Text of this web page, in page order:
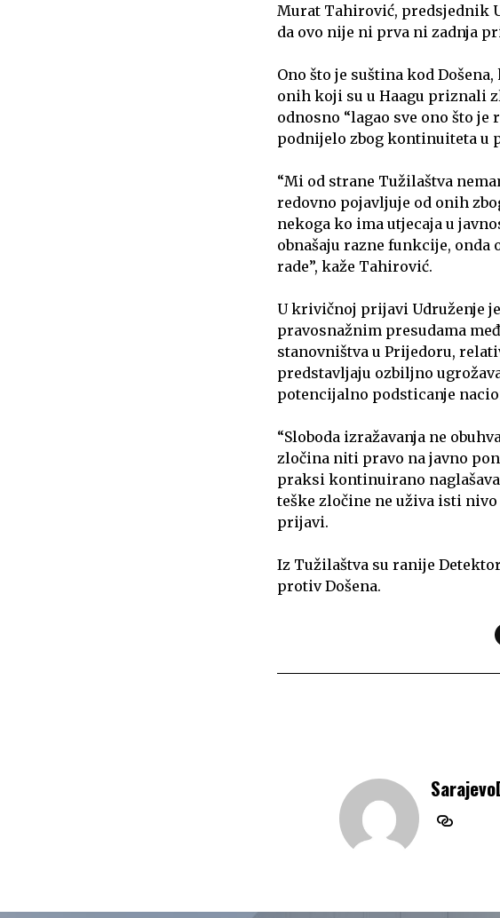
Murat Tahirović, predsjednik
da ovo nije ni prva ni zadnja
Ono što je suština kod
onih koji su u Haagu priznali
odnosno “lagao sve ono što je
podnijelo zbog kontinuiteta u
“Mi od strane Tužilaštva
redovno pojavljuje od onih
nekoga ko ima utjecaja u
obnašaju razne funkcije, onda
rade”, kaže Tahirović.
U krivičnoj prijavi Udruženje
pravosnažnim presudama
stanovništva u Prijedoru,
predstavljaju ozbiljno
potencijalno podsticanje
“Sloboda izražavanja ne
zločina niti pravo na javno
praksi kontinuirano
teške zločine ne uživa isti
prijavi.
Iz Tužilaštva su ranije
protiv Došena.